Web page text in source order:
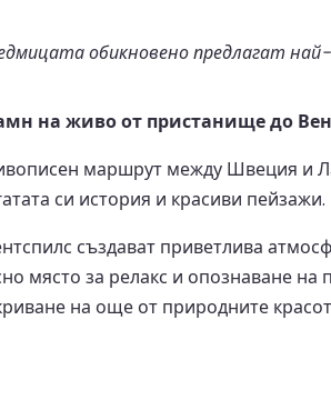
обикновено предлагат
на живо от пристанище до
маршрут между Швеция и
си история и красиви пейзажи.
създават приветлива
място за релакс и опознаване на
на още от природните